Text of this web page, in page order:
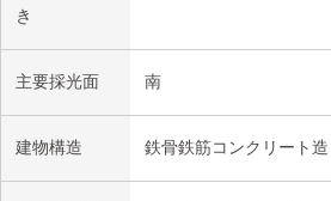
き
主要採光面 南
建物構造 鉄骨鉄筋コンクリート造